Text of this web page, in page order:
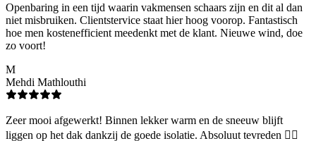
Openbaring in een tijd waarin vakmensen schaars zijn en dit al dan
niet misbruiken. Clientstervice staat hier hoog voorop. Fantastisch
hoe men kostenefficient meedenkt met de klant. Nieuwe wind, doe
zo voort!
M
Mehdi Mathlouthi
Zeer mooi afgewerkt! Binnen lekker warm en de sneeuw blijft
liggen op het dak dankzij de goede isolatie. Absoluut tevreden 👌🏻